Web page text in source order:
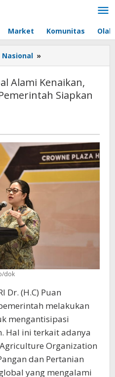
Market Komunitas
Nasional »
Pangan
Alami
Kenaikan,
Pemerintah
Siapkan
Strategi
Alami Kenaikan,
Siapkan
Hengki
Seprihadi
dok
Dr. (H.C) Puan
melakukan
mengantisipasi
Hal ini terkait adanya
Organization
dan Pertanian
yang mengalami